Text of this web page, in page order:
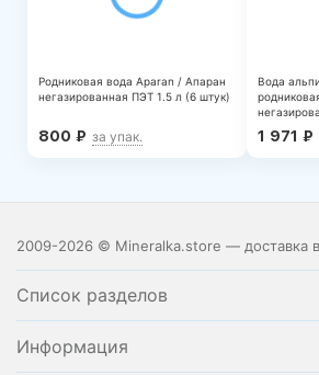
Родниковая вода Aparan / Апаран
негазированная ПЭТ 1.5 л (6 штук)
800 ₽ за упак.
Вода
1 971 ₽
2009-2026 © Mineralka.store — доставка
Список разделов
Информация